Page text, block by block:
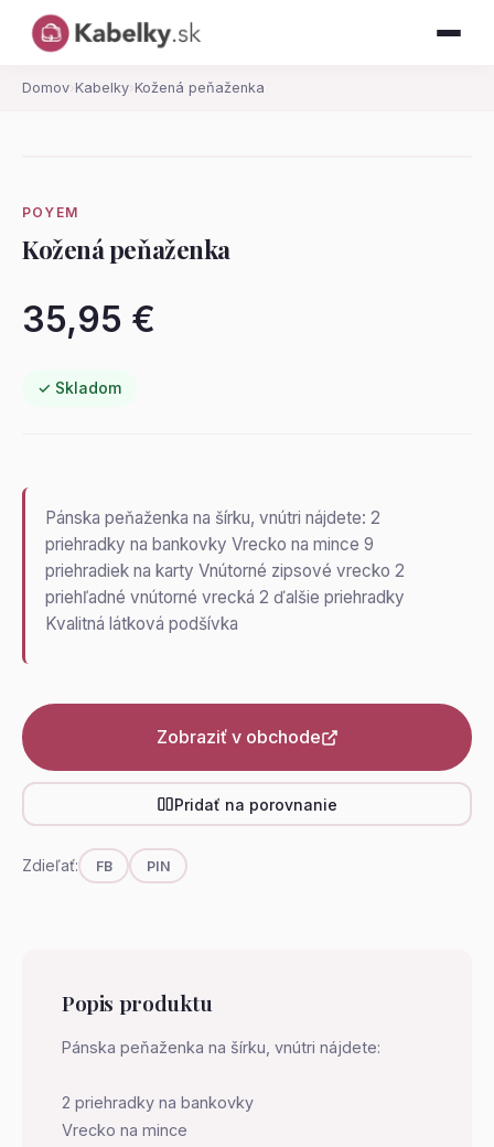
Domov› Kabelky› Kožená peňaženka
POYEM
Kožená peňaženka
35,95 €
✓ Skladom
Pánska peňaženka na šírku, vnútri nájdete: 2
priehradky na bankovky Vrecko na mince 9
priehradiek na karty Vnútorné zipsové vrecko 2
priehľadné vnútorné vrecká 2 ďalšie priehradky
Kvalitná látková podšívka
Zobraziť v obchode
Pridať na porovnanie
Zdieľať: FB PIN
Popis produktu
Pánska peňaženka na šírku, vnútri nájdete:
2 priehradky na bankovky
Vrecko na mince